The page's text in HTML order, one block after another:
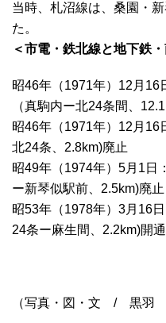
当時、札沼線は、桑園・
た。
＜市電・鉄北線と地下鉄
昭46年（1971年）12月16
（真駒内ー北24条間、
昭46年（1971年）12月16
北24条、2.8km)廃止
昭49年（1974年）5月1日
ー新琴似駅前、2.5km)廃止
昭53年（1978年）3月16
24条ー麻生間、2.2km)開通
（写真・図・文 / 黒羽